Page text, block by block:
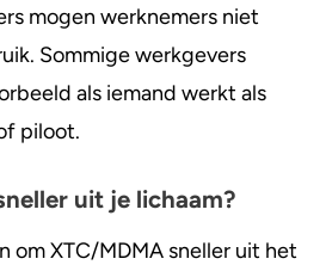
mogen werknemers niet
Sommige werkgevers
als iemand werkt als
piloot.
uit je lichaam?
om XTC/MDMA sneller uit het